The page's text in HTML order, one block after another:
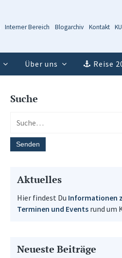
Interner Bereich Blogarchiv Kontakt
Über uns Reise
Suche
Aktuelles
Hier findest Du Informationen
Terminen und Eventsrund um
Neueste Beiträge